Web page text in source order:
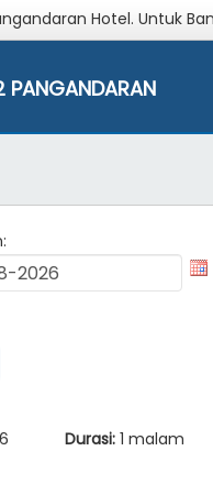
Hotel. Untuk
PANGANDARAN
Durasi: 1 malam